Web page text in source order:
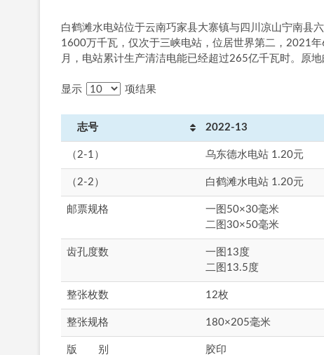
白鹤滩水电站位于云南巧家县大寨镇与四川凉山宁南县
1600万千瓦，仅次于三峡电站，位居世界第二，2021
月，电站累计生产清洁电能已经超过265亿千瓦时。原
显示 项结果
志号 2022-13
（2-1） 乌东德水电站 1.20元
（2-2） 白鹤滩水电站 1.20元
邮票规格
一图50×30毫米
二图30×50毫米
齿孔度数
一图13度
二图13.5度
整张枚数 12枚
整张规格 180×205毫米
版 别 胶印